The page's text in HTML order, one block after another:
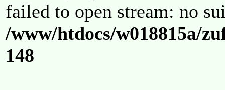
failed to open stream: no
/www/htdocs/w018815a/
148